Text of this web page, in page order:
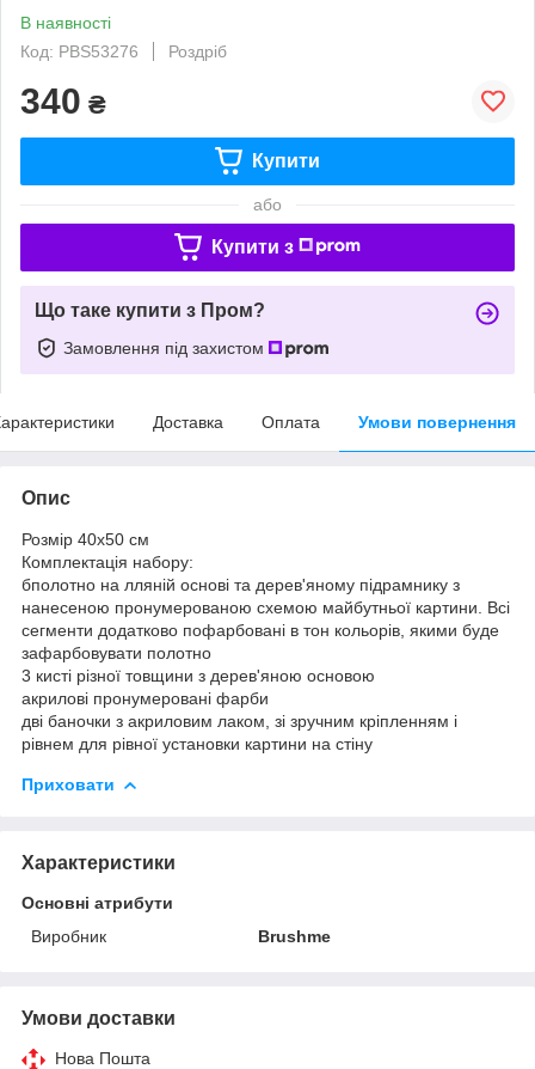
В наявності
Код: PBS53276
Роздріб
340 ₴
Купити
або
Купити з
Що таке купити з Пром?
Замовлення під захистом
Доставка Оплата Умови повернення
Опис
Розмір 40x50 см
Комплектація набору:
бполотно на лляній основі та дерев'яному підрамнику з
нанесеною пронумерованою схемою майбутньої картини. Всі
сегменти додатково пофарбовані в тон кольорів, якими буде
зафарбовувати полотно
3 кисті різної товщини з дерев'яною основою
акрилові пронумеровані фарби
дві баночки з акриловим лаком, зі зручним кріпленням і
рівнем для рівної установки картини на стіну
Приховати
Характеристики
Основні атрибути
Виробник
Brushme
Умови доставки
Нова Пошта